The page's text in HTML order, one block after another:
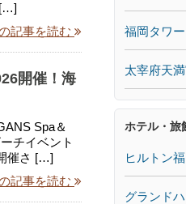
[…]
記事を読む
開催！海
Spa＆
チイベント
催さ […]
記事を読む
福岡タワー
太宰府天
ホテル・旅
ヒルトン
グランド